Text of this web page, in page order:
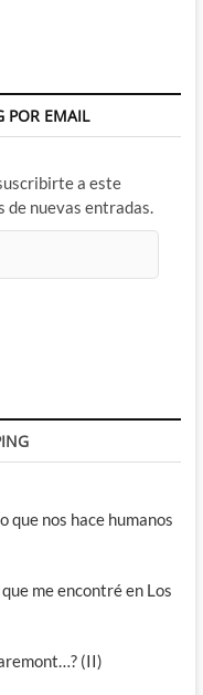
POR EMAIL
a este
nuevas entradas.
que nos hace humanos
me encontré en Los
(II)